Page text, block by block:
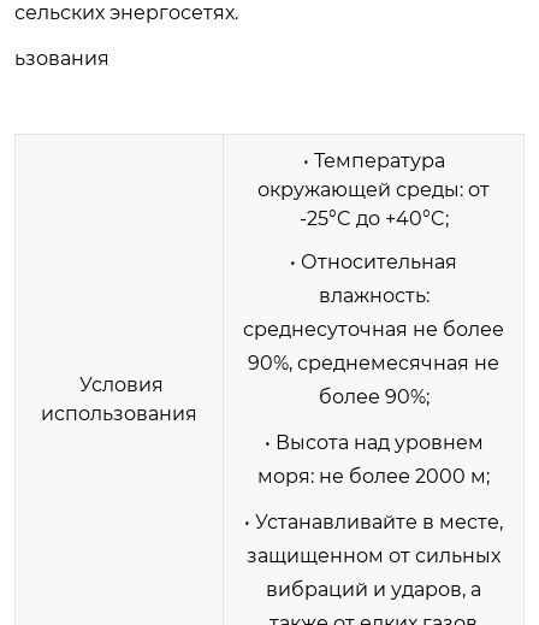
сельских энергосетях.
ьзования
Условия
использования
• Температура
окружающей среды: от
-25°C до +40°C;
• Относительная
влажность:
среднесуточная не более
90%, среднемесячная не
более 90%;
• Высота над уровнем
моря: не более 2000 м;
• Устанавливайте в месте,
защищенном от сильных
вибраций и ударов, а